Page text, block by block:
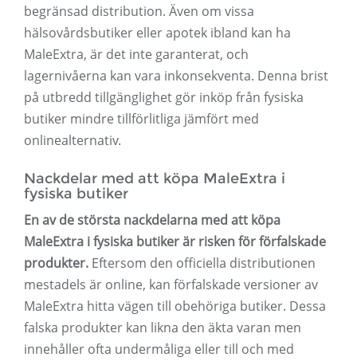
begränsad distribution. Även om vissa
hälsovårdsbutiker eller apotek ibland kan ha
MaleExtra, är det inte garanterat, och
lagernivåerna kan vara inkonsekventa. Denna brist
på utbredd tillgänglighet gör inköp från fysiska
butiker mindre tillförlitliga jämfört med
onlinealternativ.
Nackdelar med att köpa MaleExtra i
fysiska butiker
En av de största nackdelarna med att köpa
MaleExtra i fysiska butiker är risken för förfalskade
produkter. Eftersom den officiella distributionen
mestadels är online, kan förfalskade versioner av
MaleExtra hitta vägen till obehöriga butiker. Dessa
falska produkter kan likna den äkta varan men
innehåller ofta undermåliga eller till och med